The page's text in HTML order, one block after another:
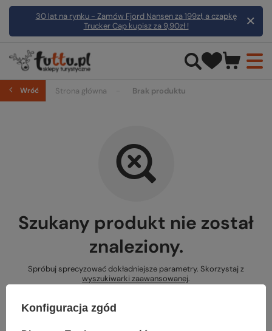
30 lat na rynku - Zamów Fjord Nansen za 199zł, a czapkę
Trucker Cap kupisz za 9,90zł !
Wróć Strona główna Brak produktu
Szukany produkt nie został
znaleziony.
Spróbuj sprecyzować dokładniejsze parametry. Skorzystaj z
wyszukiwarki zaawansowanej.
Konfiguracja zgód